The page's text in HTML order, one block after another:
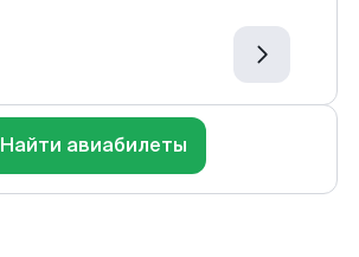
Найти авиабилеты